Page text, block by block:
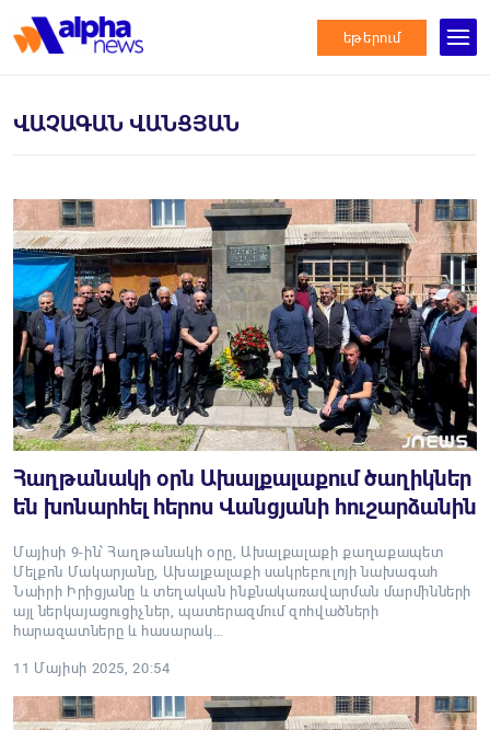
եթերում
ՎԱՉԱԳԱՆ ՎԱՆՑՅԱՆ
Հաղթանակի օրն Ախալքալաքում ծաղիկներ
են խոնարհել հերոս Վանցյանի հուշարձանին
Մայիսի 9-ին՝ Հաղթանակի օրը, Ախալքալաքի քաղաքապետ
Մելքոն Մակարյանը, Ախալքալաքի սակրեբուլոյի նախագահ
Նաիրի Իրիցյանը և տեղական ինքնակառավարման մարմինների
այլ ներկայացուցիչներ, պատերազմում զոհվածների
հարազատները և հասարակ…
11 Մայիսի 2025, 20:54